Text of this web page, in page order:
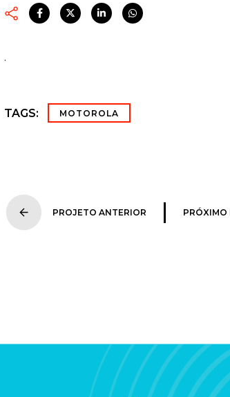
.
TAGS: MOTOROLA
PROJETO ANTERIOR PRÓXIMO